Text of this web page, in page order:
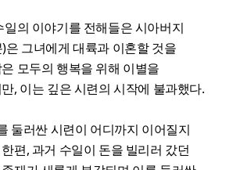
의 이야기를 전해들은 시아버지
은 그녀에게 대륙과 이혼할 것을
모두의 행복을 위해 이별을
, 이는 깊은 시련의 시작에 불과했다.
둘러싼 시련이 어디까지 이어질지
편, 과거 수일이 돈을 빌리러 갔던